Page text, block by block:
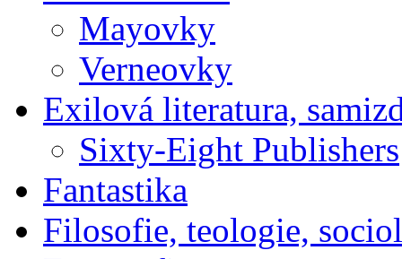
Mayovky
Verneovky
Exilová literatura,
Sixty-Eight Publishers
Fantastika
Filosofie, teologie,